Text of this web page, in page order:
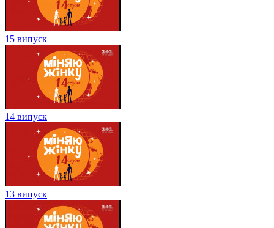
15 випуск
14 випуск
13 випуск